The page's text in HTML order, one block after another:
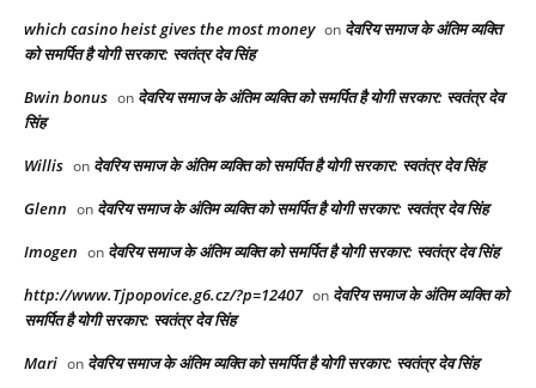
which casino heist gives the most money on देवरिय समाज के अंतिम व्यक्ति
को समर्पित है योगी सरकार: स्वतंत्र देव सिंह
Bwin bonus on देवरिय समाज के अंतिम व्यक्ति को समर्पित है योगी सरकार: स्वतंत्र देव
सिंह
Willis on देवरिय समाज के अंतिम व्यक्ति को समर्पित है योगी सरकार: स्वतंत्र देव सिंह
Glenn on देवरिय समाज के अंतिम व्यक्ति को समर्पित है योगी सरकार: स्वतंत्र देव सिंह
Imogen on देवरिय समाज के अंतिम व्यक्ति को समर्पित है योगी सरकार: स्वतंत्र देव सिंह
http://www.Tjpopovice.g6.cz/?p=12407 on देवरिय समाज के अंतिम व्यक्ति को
समर्पित है योगी सरकार: स्वतंत्र देव सिंह
Mari on देवरिय समाज के अंतिम व्यक्ति को समर्पित है योगी सरकार: स्वतंत्र देव सिंह